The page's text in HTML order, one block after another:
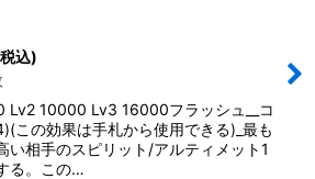
込)
Lv2 10000 Lv3 16000フラッシュ__コ
この効果は手札から使用できる)_最も
い相手のスピリット/アルティメット1
る。この…